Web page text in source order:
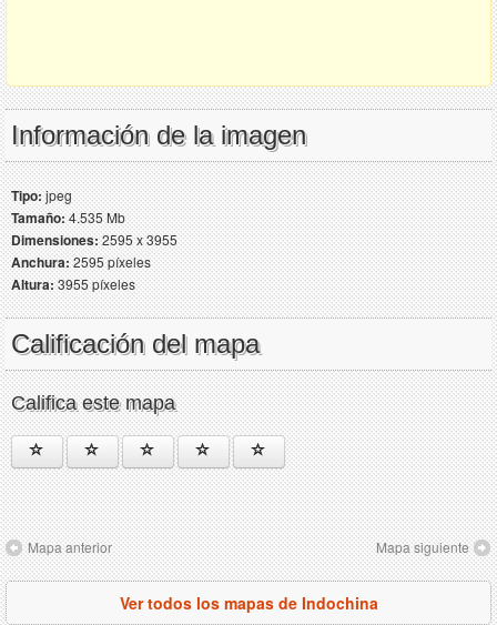
Información de la imagen
Tipo:jpeg
Tamaño:4.535 Mb
Dimensiones:2595 x 3955
Anchura:2595 píxeles
Altura:3955 píxeles
Calificación del mapa
Califica este mapa
Mapa anterior Mapa siguiente
Ver todos los mapas de Indochina